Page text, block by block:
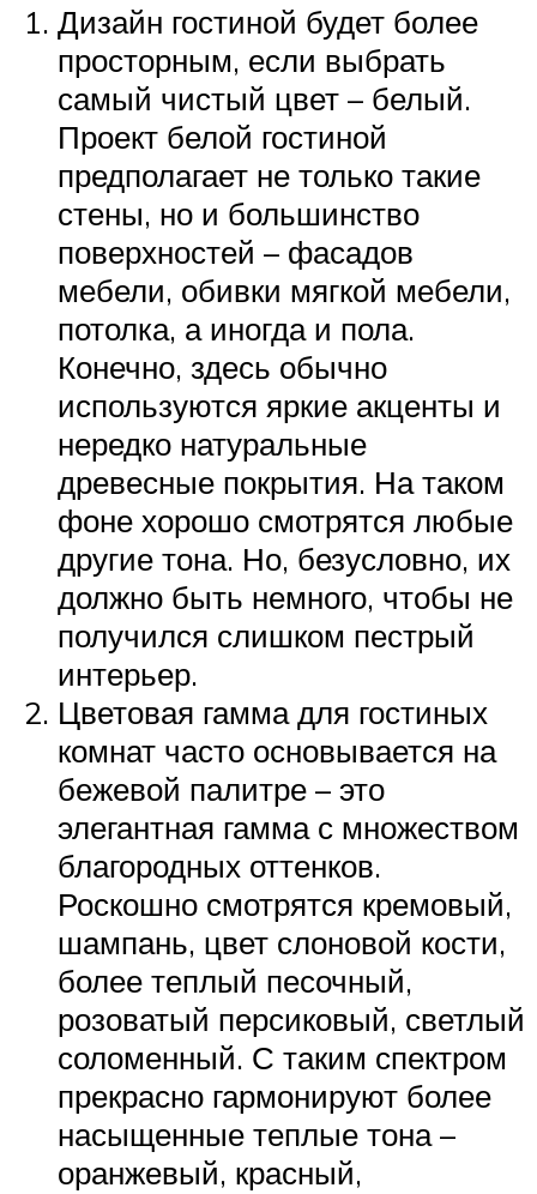
Дизайн гостиной будет более
просторным, если выбрать
самый чистый цвет – белый.
Проект белой гостиной
предполагает не только такие
стены, но и большинство
поверхностей – фасадов
мебели, обивки мягкой мебели,
потолка, а иногда и пола.
Конечно, здесь обычно
используются яркие акценты и
нередко натуральные
древесные покрытия. На таком
фоне хорошо смотрятся любые
другие тона. Но, безусловно, их
должно быть немного, чтобы не
получился слишком пестрый
интерьер.
Цветовая гамма для гостиных
комнат часто основывается на
бежевой палитре – это
элегантная гамма с множеством
благородных оттенков.
Роскошно смотрятся кремовый,
шампань, цвет слоновой кости,
более теплый песочный,
розоватый персиковый, светлый
соломенный. С таким спектром
прекрасно гармонируют более
насыщенные теплые тона –
оранжевый, красный,